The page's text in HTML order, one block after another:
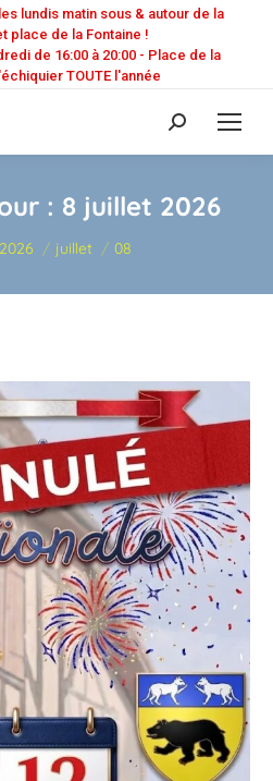
lundis matin sous & autour de la
place de la Fontaine !
de 16:00 à 20:00 - Place de la
TOUTE l'année
Recherche
:
: 8 juillet 2026
:
2026 juillet 08